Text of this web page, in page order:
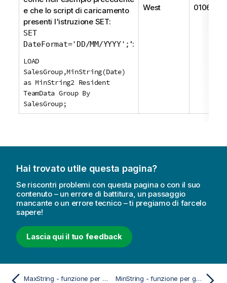
e che lo script di caricamento
presenti l'istruzione SET:
SET
DateFormat='DD/MM/YYYY'; ':
LOAD
SalesGroup,MinString(Date)
as MinString2 Resident
TeamData Group By
SalesGroup;
West 01062/
Hai trovato utile questa pagina?
Se riscontri problemi con questa pagina o con il suo
contenuto – un errore di battitura, un passaggio
mancante o un errore tecnico – ti pregiamo di farcelo
sapere!
Lascia qui il tuo feedback
MaxString - funzione per grafici MinString - funzione per grafici